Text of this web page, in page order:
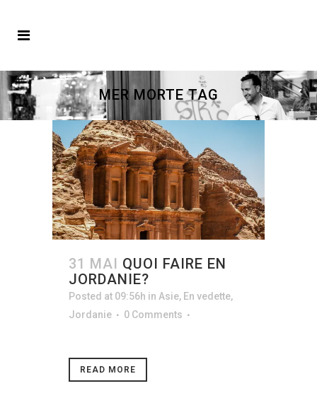
MER MORTE TAG
31 MAI QUOI FAIRE EN
JORDANIE?
Posted at 09:56h in Asie, En vedette,
Jordanie
0 Comments
READ MORE